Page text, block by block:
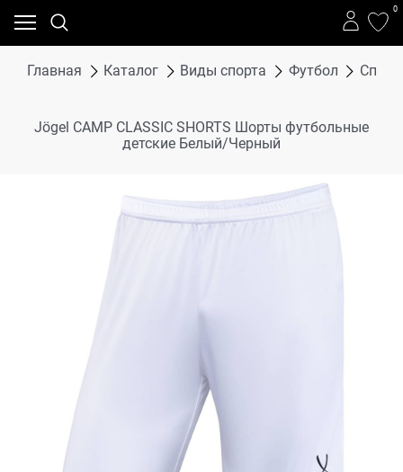
0
Главная Каталог Виды спорта Футбол
Jögel CAMP CLASSIC SHORTS Шорты футбольные
детские Белый/Черный